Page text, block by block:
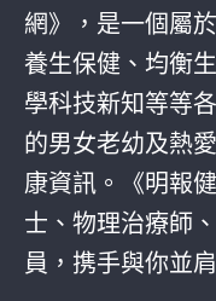
網》，是一個屬
養生保健、均衡
學科技新知等等
的男女老幼及熱
康資訊。《明報
士、物理治療師
員，携手與你並